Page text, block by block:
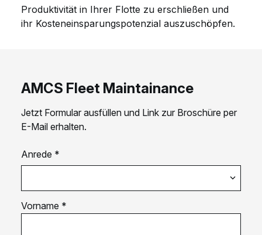
Produktivität in Ihrer Flotte zu erschließen und
ihr Kosteneinsparungspotenzial auszuschöpfen.